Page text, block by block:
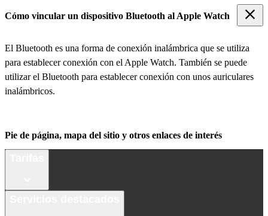
Cómo vincular un dispositivo Bluetooth al Apple Watch
El Bluetooth es una forma de conexión inalámbrica que se utiliza
para establecer conexión con el Apple Watch. También se puede
utilizar el Bluetooth para establecer conexión con unos auriculares
inalámbricos.
Pie de página, mapa del sitio y otros enlaces de interés